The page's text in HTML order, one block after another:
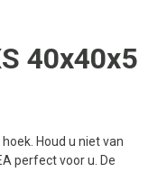
40x40x5
Houd u niet van
perfect voor u. De